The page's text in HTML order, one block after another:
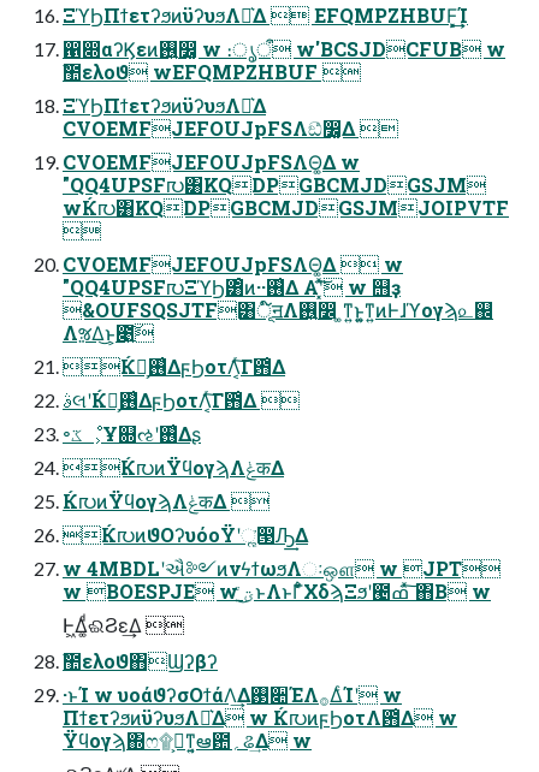
ΞϓϦΠϯετʔϧͷϋʔυϧΛԼ͛Δ  EFQMPZHBUF͕͓͢͢Ί
഑෍αʔϏεͷ࢖͍෼͚ w ։ൃऀ w'BCSJDCFUB w
ࣾ಺ελοϑ wEFQMPZHBUF 
ΞϓϦΠϯετʔϧͷϋʔυϧΛԼ͛Δ
CVOEMFJEFOUJpFSΛඞͣ෼͚Δ 
CVOEMFJEFOUJpFSΛΘ͚Δ w
"QQ4UPSF൛͸KQDPGBCMJDGSJM
wЌ൛͸KQDPGBCMJDGSJMJOIPVTF

CVOEMFJEFOUJpFSΛΘ͚Δ  w
"QQ4UPSF൛ΞϓϦ͸ͦͷ··࢖͑Δ Α͏ʹ͓ͯ͘͠ w ஫ҙ
&OUFSQSJTF͸ূ໌ॻΛ࢖͍෼ ͚ͳ͍ͱ͍͚ͳ͍ͷͰɺϓογϡ௨஌
ΛૹΔ͜ͱ͕೉͍͠
Ќ൛͕࢖͑ΔϝϦοτΛ͔ͬ͠Γ఻͑Δ
ࣄલʹЌ൛͕࢖͑ΔϝϦοτΛ͔ͬ͠Γ఻͑Δ 
৽ػೳ͕Ұ଍ઌʹ࢖͑Δʂ
Ќ൛ͷΫϥογϡΛݟकΔ
Ќ൛ͷΫϥογϡΛݟकΔ 
Ќ൛ͷϑΟʔυόοΫʹૣ͘൓Ԡ͢Δ
w 4MBDLʹઐ༻ͷνϟϯωϧΛઃஔ w JPT
w BOESPJE w ؾ͍ͮͨ͜ͱΛͱΓ͋͑ͣΧδϡΞϧʹ౤ߘ ͯ͠΋Β͏ w
Ͱ͖Δ͚ͩଈϨε͢Δ 
ࣾ಺ελοϑ΋Ϣʔβʔ
·ͱΊ w υοάϑʔσΟϯάΛ͢Δ࢓૊ΈΛ࡞ΔͨΊʹ w
ΠϯετʔϧͷϋʔυϧΛԼ͛Δ w Ќ൛ͷϝϦοτΛ఻͑Δ w
Ϋϥογϡ΍ෆ۩߹͕ͳ͍͔ఆ఺؍ଌ͢Δ w